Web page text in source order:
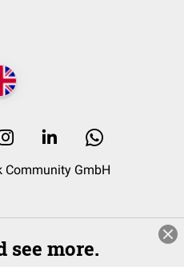
GmbH
see more.